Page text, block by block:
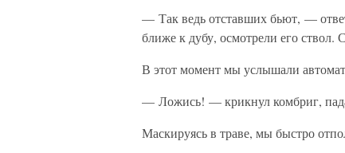
— Так ведь отставших бьют, —
ближе к дубу, осмотрели его ствол.
В этот момент мы услышали
— Ложись! — крикнул комбриг,
Маскируясь в траве, мы быстро